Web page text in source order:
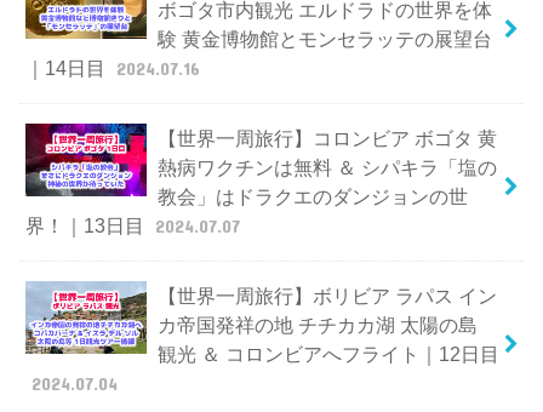
ボゴタ市内観光 エルドラドの世界を体
験 黄金博物館とモンセラッテの展望台
｜14日目
2024.07.16
【世界一周旅行】コロンビア ボゴタ 黄
熱病ワクチンは無料 ＆ シパキラ「塩の
教会」はドラクエのダンジョンの世
界！｜13日目
2024.07.07
【世界一周旅行】ボリビア ラパス イン
カ帝国発祥の地 チチカカ湖 太陽の島
観光 ＆ コロンビアへフライト｜12日目
2024.07.04